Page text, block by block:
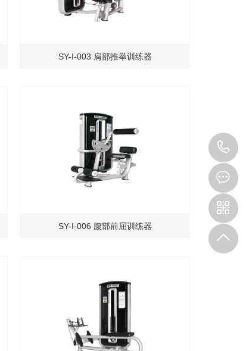
SY-I-003 肩部推举训练器
SY-I-006 腹部前屈训练器